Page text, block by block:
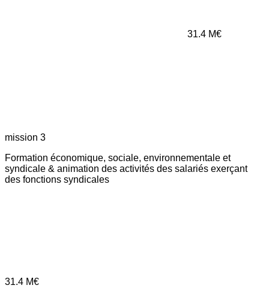
31.4 M€
mission 3
Formation économique, sociale, environnementale et
syndicale & animation des activités des salariés exerçant
des fonctions syndicales
31.4 M€